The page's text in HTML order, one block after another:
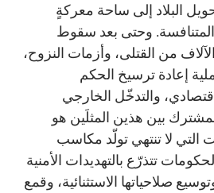
البلاد إلى ساحة معركةٍ
وحتى بعد سقوط
من القتلى، وأزمات النزوح،
إعادة ترسيخ الحكم
والتدخّل الخارجي
بين هذين المثلَين هو
التي لا تنتهي تولّد مكاسب
تتذرّع بالتهديدات الأمنية
صلاحياتها الاستثنائية، وقمع